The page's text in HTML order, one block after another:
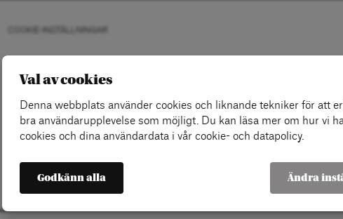
COOKIE-INSTÄLLNINGAR
Val av cookies
Denna webbplats använder cookies och liknande tekniker för att
bra användarupplevelse som möjligt. Du kan läsa mer om hur vi
cookies och dina användardata i vår cookie- och datapolicy.
Godkänn alla Ändra